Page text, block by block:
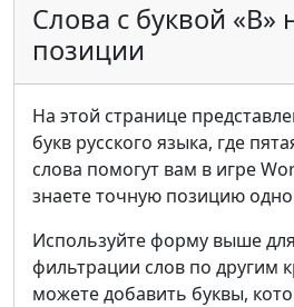
Слова с буквой «В»
позиции
На этой странице
букв русского языка, где
слова помогут вам в игре
знаете точную позицию
Используйте форму выше
фильтрации слов по другим
можете добавить буквы,